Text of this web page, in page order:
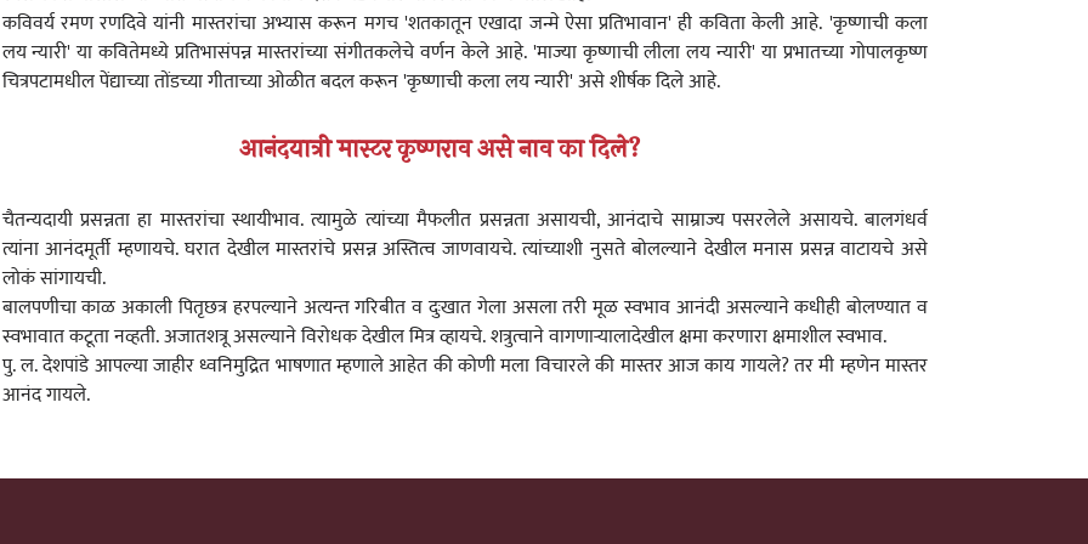
कविवर्य रमण रणदिवे यांनी मास्तरांचा अभ्यास करून मगच 'शतकातून एखादा जन्मे ऐसा प्रतिभावान' ही कविता केली आहे. 'कृष्णाची कला
लय न्यारी' या कवितेमध्ये प्रतिभासंपन्न मास्तरांच्या संगीतकलेचे वर्णन केले आहे. 'माज्या कृष्णाची लीला लय न्यारी' या प्रभातच्या गोपालकृष्ण
चित्रपटामधील पेंद्याच्या तोंडच्या गीताच्या ओळीत बदल करून 'कृष्णाची कला लय न्यारी' असे शीर्षक दिले आहे.
आनंदयात्री मास्टर कृष्णराव असे नाव का दिले?
चैतन्यदायी प्रसन्नता हा मास्तरांचा स्थायीभाव. त्यामुळे त्यांच्या मैफलीत प्रसन्नता असायची, आनंदाचे साम्राज्य पसरलेले असायचे. बालगंधर्व
त्यांना आनंदमूर्ती म्हणायचे. घरात देखील मास्तरांचे प्रसन्न अस्तित्व जाणवायचे. त्यांच्याशी नुसते बोलल्याने देखील मनास प्रसन्न वाटायचे असे
लोकं सांगायची.
बालपणीचा काळ अकाली पितृछत्र हरपल्याने अत्यन्त गरिबीत व दुःखात गेला असला तरी मूळ स्वभाव आनंदी असल्याने कधीही बोलण्यात व
स्वभावात कटूता नव्हती. अजातशत्रू असल्याने विरोधक देखील मित्र व्हायचे. शत्रुत्वाने वागणाऱ्यालादेखील क्षमा करणारा क्षमाशील स्वभाव.
पु. ल. देशपांडे आपल्या जाहीर ध्वनिमुद्रित भाषणात म्हणाले आहेत की कोणी मला विचारले की मास्तर आज काय गायले? तर मी म्हणेन मास्तर
आनंद गायले.